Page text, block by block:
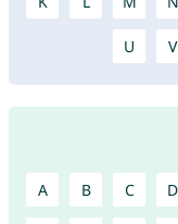
U V
A B C D